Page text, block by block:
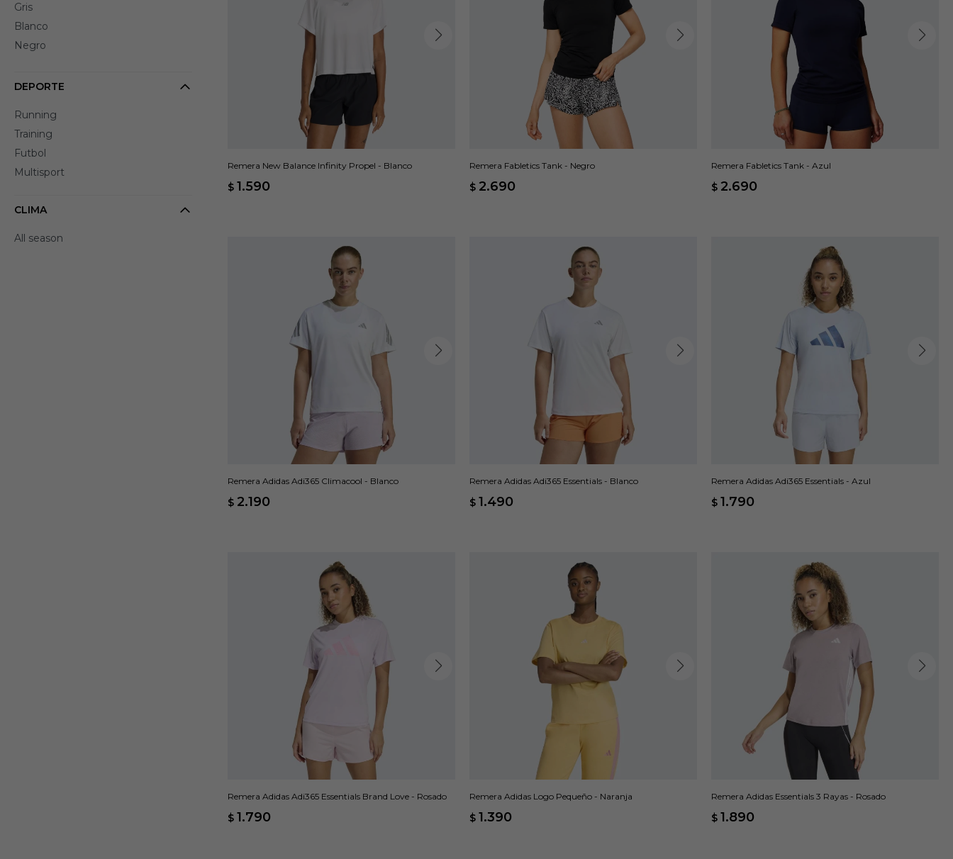
Remera New Balance Infinity Propel - Blanco
$ 1.590
Remera Fabletics Tank - Negro
$ 2.690
Remera Fabletics Tank - Azul
$ 2.690
Remera Adidas Adi365 Climacool - Blanco
$ 2.190
Remera Adidas Adi365 Essentials - Blanco
$ 1.490
Remera Adidas Adi365 Essentials - Azul
$ 1.790
Remera Adidas Adi365 Essentials Brand Love - Rosado
$ 1.790
Remera Adidas Logo Pequeño - Naranja
$ 1.390
Remera Adidas Essentials 3 Rayas - Rosado
$ 1.890
Gris
Blanco
Negro
DEPORTE
Running
Training
Futbol
Multisport
CLIMA
All season